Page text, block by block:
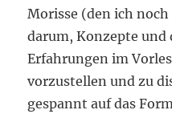
Morisse (den ich
darum, Konzepte und
Erfahrungen im
vorzustellen und zu
gespannt auf das